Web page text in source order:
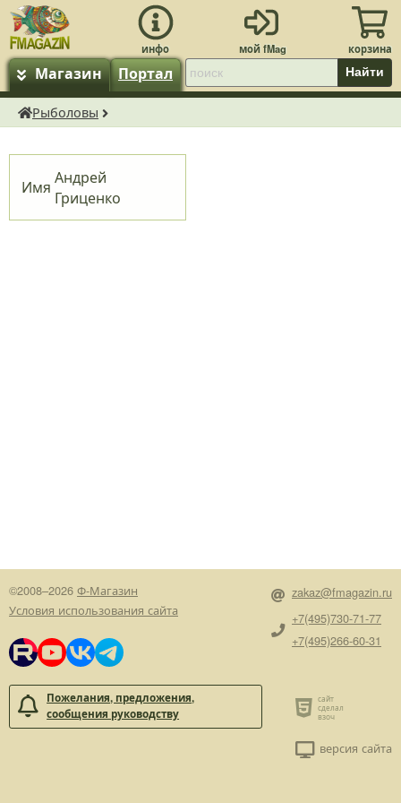
Магазин Портал Найти
fMagazin.ru
Рыболовы
Имя Андрей
Гриценко
©2008–2026 Ф-Магазин
Условия использования сайта
Пожелания, предложения,
сообщения руководству
zakaz@fmagazin.ru
+7(495)730-71-77
+7(495)266-60-31
версия сайта